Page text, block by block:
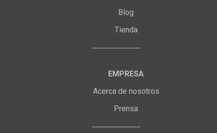
Blog
Tienda
EMPRESA
Acerca de nosotros
Prensa